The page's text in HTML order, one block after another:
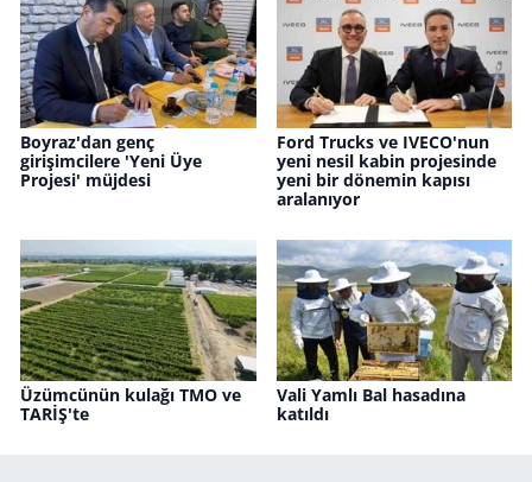
Boyraz'dan genç
girişimcilere 'Yeni Üye
Projesi' müjdesi
Ford Trucks ve IVECO'nun
yeni nesil kabin projesinde
yeni bir dönemin kapısı
aralanıyor
Üzümcünün kulağı TMO ve
TARİŞ'te
Vali Yamlı Bal hasadına
katıldı